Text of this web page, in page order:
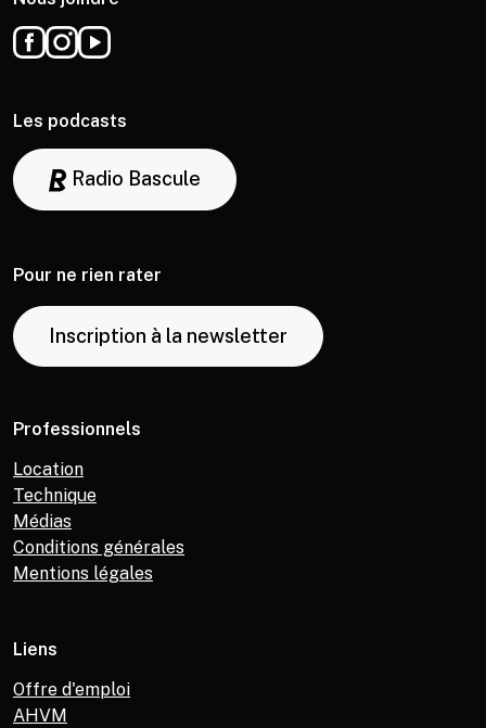
Les podcasts
Radio Bascule
Pour ne rien rater
Inscription à la newsletter
Professionnels
Location
Technique
Médias
Conditions générales
Mentions légales
Liens
Offre d'emploi
AHVM